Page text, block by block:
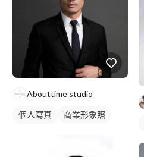
Abouttime studio
個人寫真
商業形象照